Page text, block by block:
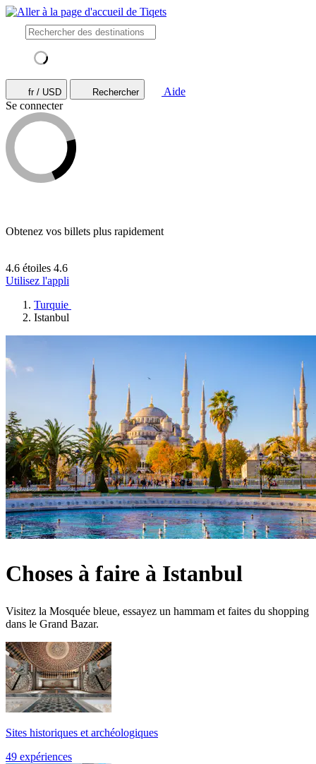
fr / USD Rechercher
Aide
Se connecter
Obtenez vos billets plus rapidement
4.6 étoiles 4.6
Utilisez l'appli
Turquie
Istanbul
Choses à faire à Istanbul
Visitez la Mosquée bleue, essayez un hammam et faites du shopping
dans le Grand Bazar.
Sites historiques et archéologiques
49 expériences